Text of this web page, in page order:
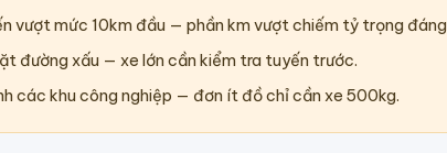
vượt mức 10km đầu — phần km vượt chiếm tỷ trọng
đường xấu — xe lớn cần kiểm tra tuyến trước.
các khu công nghiệp — đơn ít đồ chỉ cần xe 500kg.